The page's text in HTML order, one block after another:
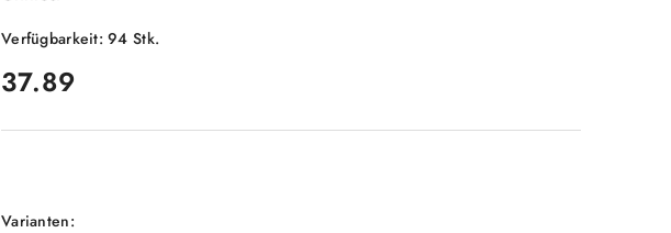
Verfügbarkeit:94Stk.
preis:
37.89
Option
Varianten: